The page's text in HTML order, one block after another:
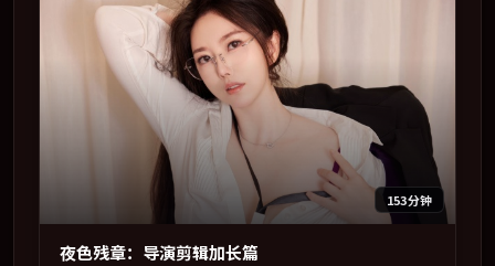
153分钟
夜色残章：导演剪辑加长篇